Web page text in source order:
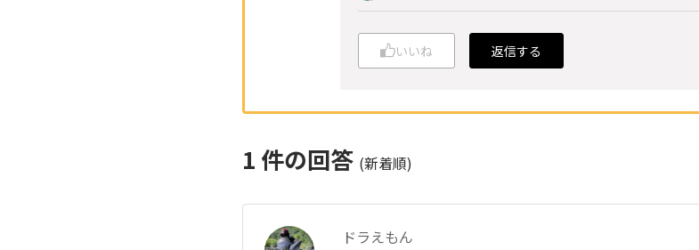
いいね 返信する
1 件の回答 (新着順)
ドラえもん